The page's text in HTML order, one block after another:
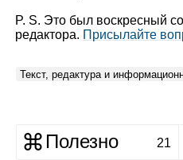
P. S. Это был воскресный
редактора. Присылайте
Текст, редактура и
Полезно 21